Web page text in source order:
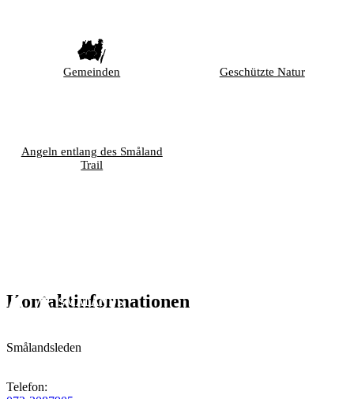
Gemeinden Geschützte Natur
Angeln entlang des Småland
Trail
Kontaktinformationen
Smålandsleden
Telefon: